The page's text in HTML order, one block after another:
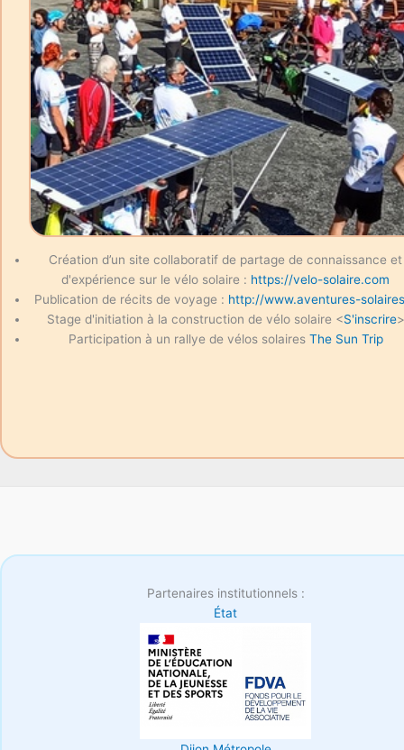
Création d’un site collaboratif de partage de connaissance et
d'expérience sur le vélo solaire : https://velo-solaire.com
Publication de récits de voyage : http://www.aventures-
Stage d'initiation à la construction de vélo solaire <S'inscrire>
Participation à un rallye de vélos solaires The Sun Trip
Partenaires institutionnels :
État